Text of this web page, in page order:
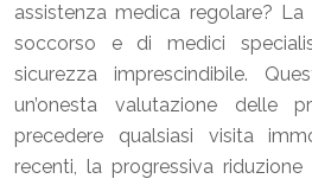
assistenza medica regolare?
soccorso e di medici
sicurezza imprescindibile.
un’onesta valutazione delle
precedere qualsiasi visita
recenti, la progressiva